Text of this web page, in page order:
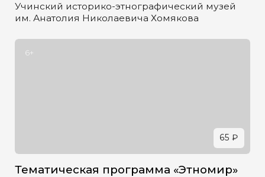
Учинский историко-этнографический музей
им. Анатолия Николаевича Хомякова
6+
65 ₽
Тематическая программа «Этномир»